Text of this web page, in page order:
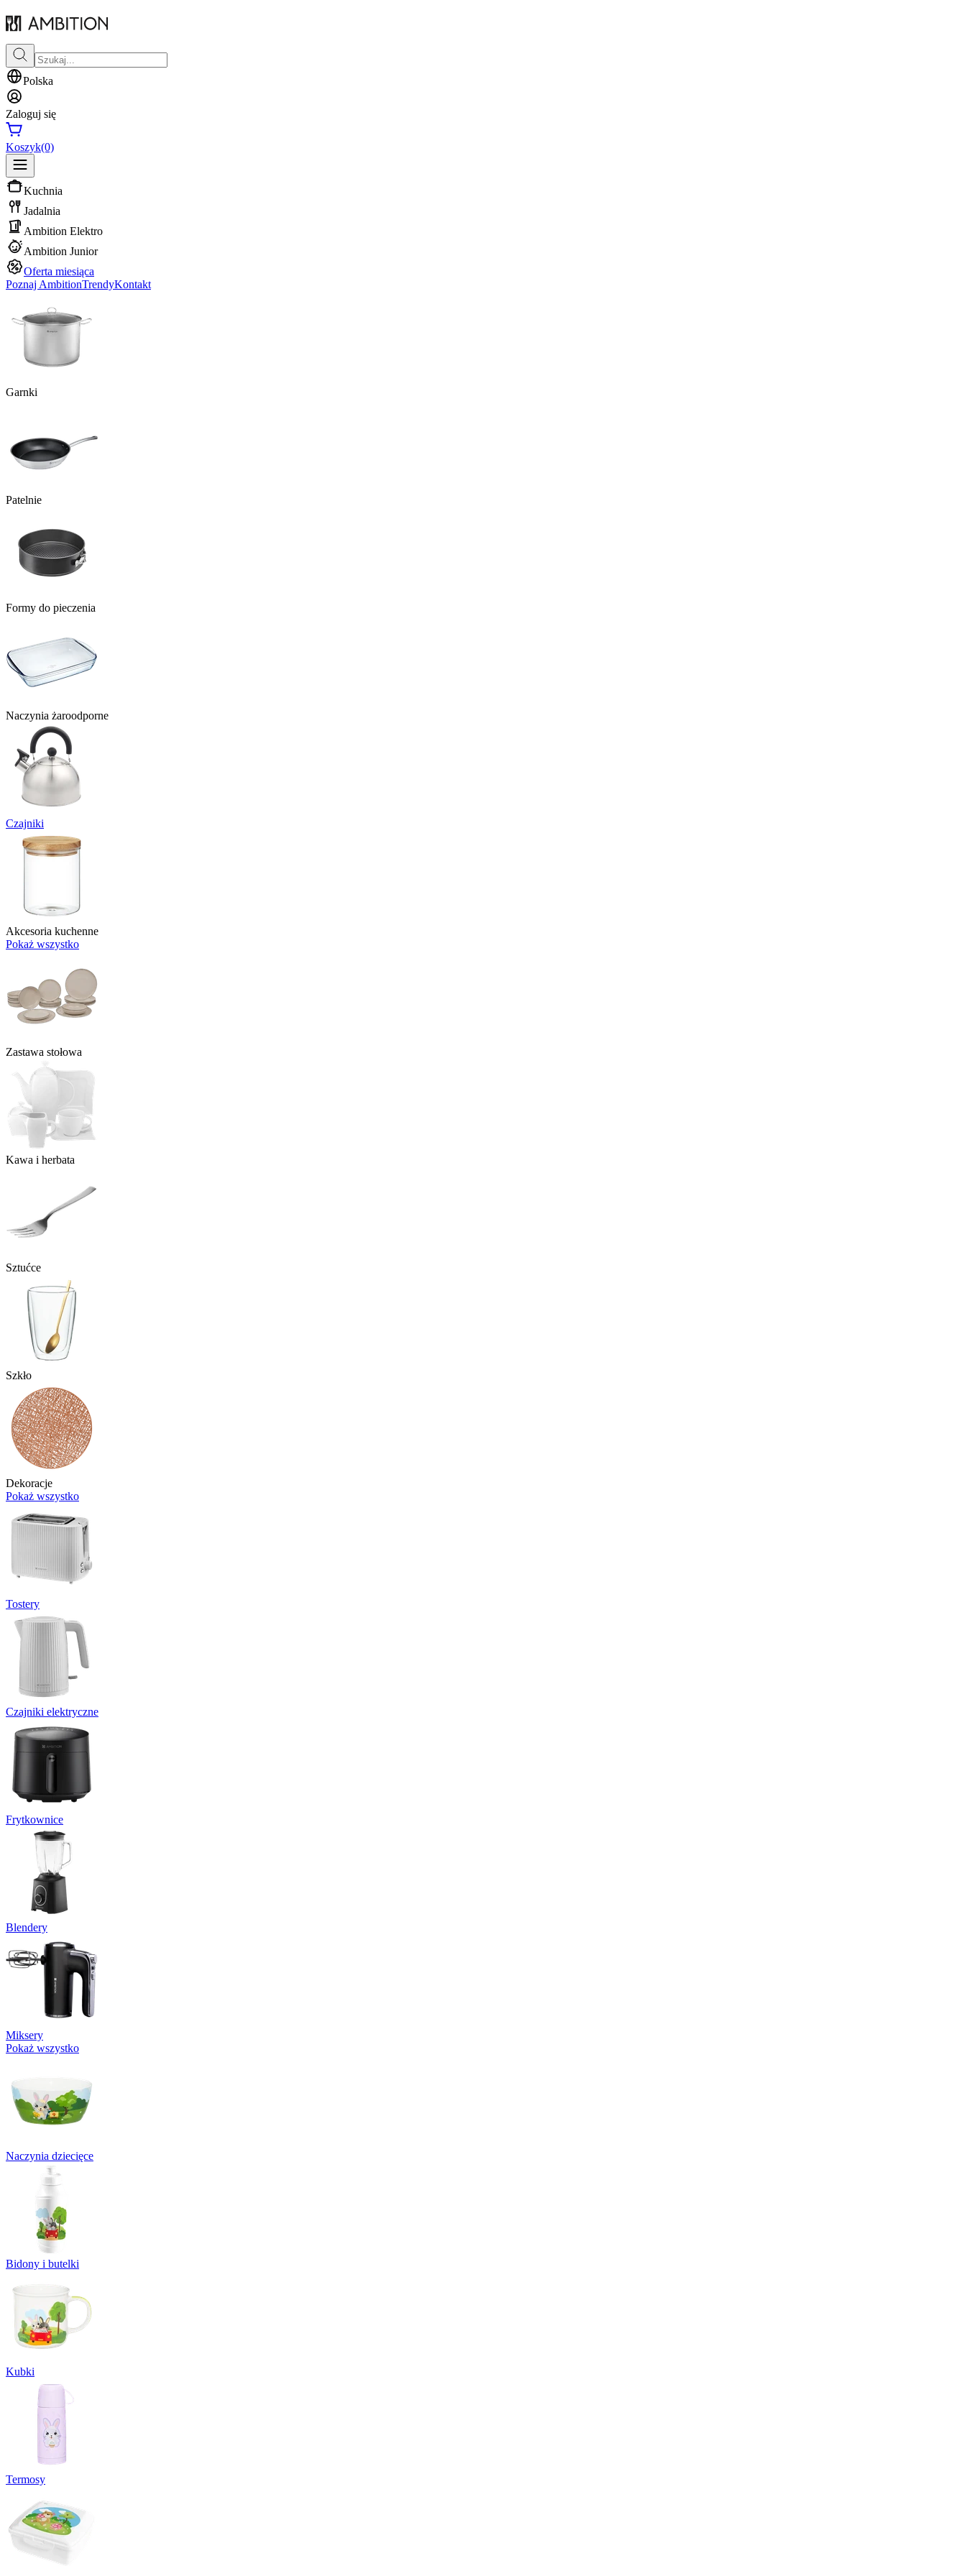
Polska
Zaloguj się
Koszyk(0)
Kuchnia
Jadalnia
Ambition Elektro
Ambition Junior
Oferta miesiąca
Poznaj AmbitionTrendyKontakt
Garnki
Patelnie
Formy do pieczenia
Naczynia żaroodporne
Czajniki
Akcesoria kuchenne
Pokaż wszystko
Zastawa stołowa
Kawa i herbata
Sztućce
Szkło
Dekoracje
Pokaż wszystko
Tostery
Czajniki elektryczne
Frytkownice
Blendery
Miksery
Pokaż wszystko
Naczynia dziecięce
Bidony i butelki
Kubki
Termosy